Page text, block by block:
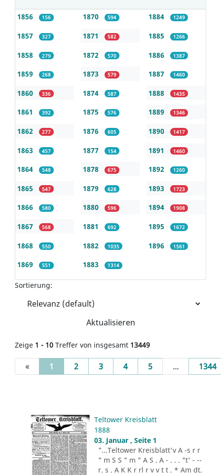
1856 156
1857 327
1858 279
1859 268
1860 336
1861 392
1862 277
1863 457
1864 548
1865 547
1866 580
1867 568
1868 550
1869 551
1870 594
1871 582
1872 570
1873 579
1874 587
1875 576
1876 605
1877 154
1878 675
1879 628
1880 596
1881 692
1882 1035
1883 1314
1884 1249
1885 1266
1886 1387
1887 1460
1888 1435
1889 1346
1890 1417
1891 1460
1892 1260
1893 1723
1894 1908
1895 1672
1896 1561
Sortierung:
Aktualisieren
Zeige 1 - 10 Treffer von insgesamt 13449
« 1 (current)
2 3 4 5 ... 1344
Teltower Kreisblatt
1888
03. Januar , Seite 1
"...Teltower Kreisblatt'v A -s r r
" m S S " m " A S . A - . . . "t' - --
r. s . A K K r rl r v v t t . * Am dt.